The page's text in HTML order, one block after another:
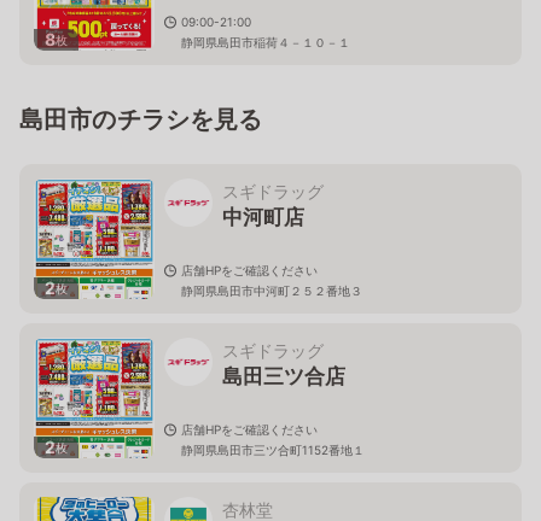
8枚
09:00-21:00
静岡県島田市稲荷４－１０－１
島田市のチラシを見る
2枚
スギドラッグ
中河町店
店舗HPをご確認ください
静岡県島田市中河町２５２番地３
2枚
スギドラッグ
島田三ツ合店
店舗HPをご確認ください
静岡県島田市三ツ合町1152番地１
杏林堂